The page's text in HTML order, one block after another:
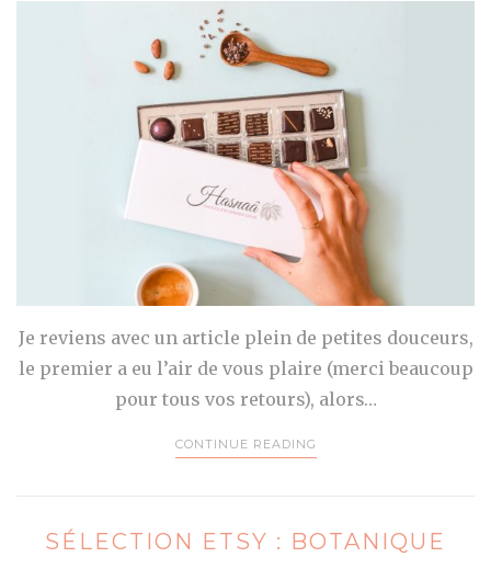
Je reviens avec un article plein de petites douceurs,
le premier a eu l’air de vous plaire (merci beaucoup
pour tous vos retours), alors…
CONTINUE READING
SÉLECTION ETSY : BOTANIQUE